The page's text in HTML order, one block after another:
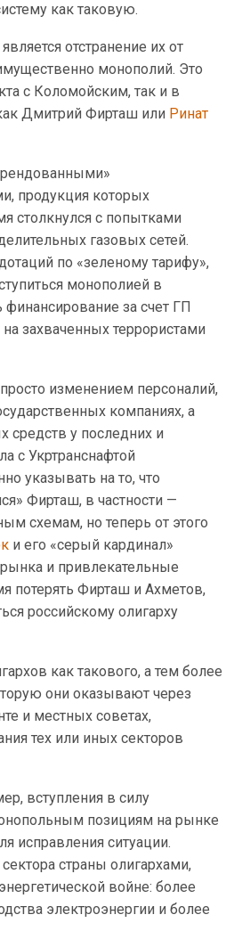
как таковую.
отстранение их от
монополий. Это
с Коломойским, так и в
Дмитрий Фирташ или Ринат
продукция которых
столкнулся с попытками
газовых сетей.
по «зеленому тарифу»,
монополией в
финансирование за счет ГП
захваченных террористами
изменением персоналий,
компаниях, а
средств у последних и
с Укртранснафтой
указывать на то, что
Фирташ, в частности —
схемам, но теперь от этого
и его «серый кардинал»
и привлекательные
потерять Фирташ и Ахметов,
российскому олигарху
как такового, а тем более
они оказывают через
и местных советах,
тех или иных секторов
вступления в силу
позициям на рынке
исправления ситуации.
страны олигархами,
войне: более
электроэнергии и более